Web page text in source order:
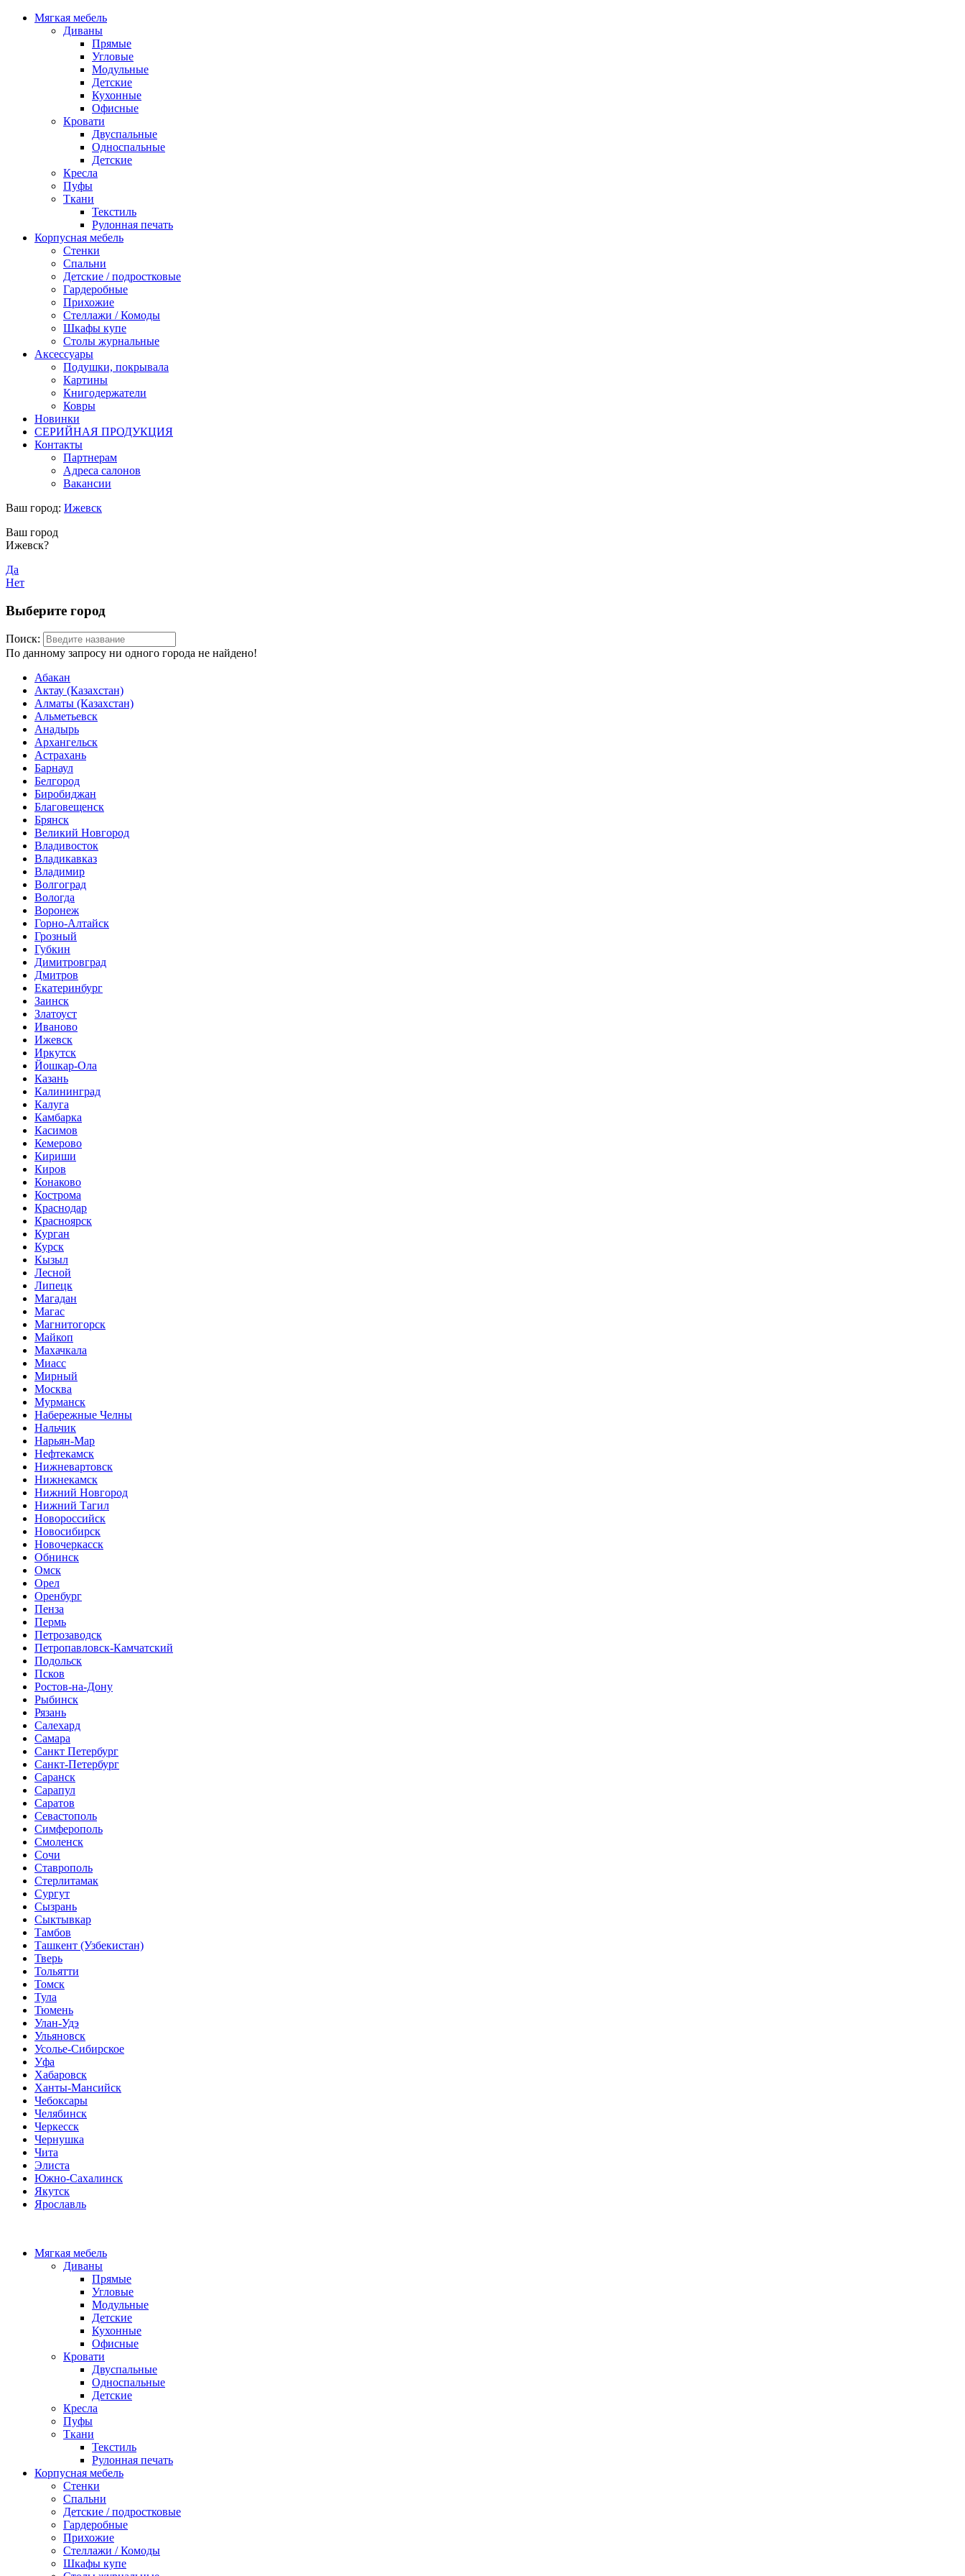
Мягкая мебель
Диваны
Прямые
Угловые
Модульные
Детские
Кухонные
Офисные
Кровати
Двуспальные
Односпальные
Детские
Кресла
Пуфы
Ткани
Текстиль
Рулонная печать
Корпусная мебель
Стенки
Спальни
Детские / подростковые
Гардеробные
Прихожие
Стеллажи / Комоды
Шкафы купе
Столы журнальные
Аксессуары
Подушки, покрывала
Картины
Книгодержатели
Ковры
Новинки
СЕРИЙНАЯ ПРОДУКЦИЯ
Контакты
Партнерам
Адреса салонов
Вакансии
Ваш город: Ижевск
Ваш город
Ижевск?
Да
Нет
Выберите город
Поиск:
По данному запросу ни одного города не найдено!
Абакан
Актау (Казахстан)
Алматы (Казахстан)
Альметьевск
Анадырь
Архангельск
Астрахань
Барнаул
Белгород
Биробиджан
Благовещенск
Брянск
Великий Новгород
Владивосток
Владикавказ
Владимир
Волгоград
Вологда
Воронеж
Горно-Алтайск
Грозный
Губкин
Димитровград
Дмитров
Екатеринбург
Заинск
Златоуст
Иваново
Ижевск
Иркутск
Йошкар-Ола
Казань
Калининград
Калуга
Камбарка
Касимов
Кемерово
Кириши
Киров
Конаково
Кострома
Краснодар
Красноярск
Курган
Курск
Кызыл
Лесной
Липецк
Магадан
Магас
Магнитогорск
Майкоп
Махачкала
Миасс
Мирный
Москва
Мурманск
Набережные Челны
Нальчик
Нарьян-Мар
Нефтекамск
Нижневартовск
Нижнекамск
Нижний Новгород
Нижний Тагил
Новороссийск
Новосибирск
Новочеркасск
Обнинск
Омск
Орел
Оренбург
Пенза
Пермь
Петрозаводск
Петропавловск-Камчатский
Подольск
Псков
Ростов-на-Дону
Рыбинск
Рязань
Салехард
Самара
Санкт Петербург
Санкт-Петербург
Саранск
Сарапул
Саратов
Севастополь
Симферополь
Смоленск
Сочи
Ставрополь
Стерлитамак
Сургут
Сызрань
Сыктывкар
Тамбов
Ташкент (Узбекистан)
Тверь
Тольятти
Томск
Тула
Тюмень
Улан-Удэ
Ульяновск
Усолье-Сибирское
Уфа
Хабаровск
Ханты-Мансийск
Чебоксары
Челябинск
Черкесск
Чернушка
Чита
Элиста
Южно-Сахалинск
Якутск
Ярославль
Мягкая мебель
Диваны
Прямые
Угловые
Модульные
Детские
Кухонные
Офисные
Кровати
Двуспальные
Односпальные
Детские
Кресла
Пуфы
Ткани
Текстиль
Рулонная печать
Корпусная мебель
Стенки
Спальни
Детские / подростковые
Гардеробные
Прихожие
Стеллажи / Комоды
Шкафы купе